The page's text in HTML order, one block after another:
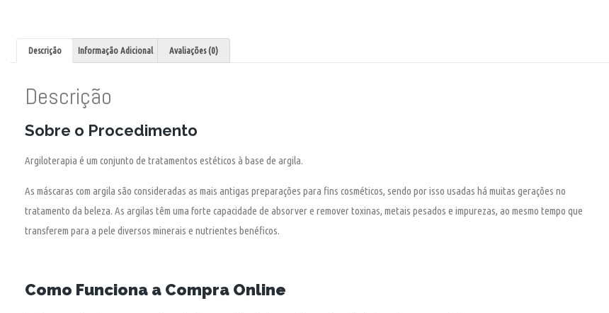
Descrição Informação Adicional Avaliações (0)
Descrição
Sobre o Procedimento
Argiloterapia é um conjunto de tratamentos estéticos à base de argila.
As máscaras com argila são consideradas as mais antigas preparações para fins cosméticos, sendo por isso usadas há muitas gerações no
tratamento da beleza. As argilas têm uma forte capacidade de absorver e remover toxinas, metais pesados e impurezas, ao mesmo tempo que
transferem para a pele diversos minerais e nutrientes benéficos.
Como Funciona a Compra Online